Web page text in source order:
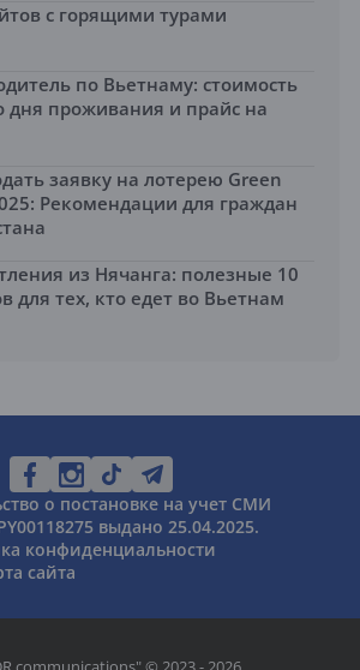
с горящими турами
по Вьетнаму: стоимость
дня проживания и прайс на
заявку на лотерею Green
Рекомендации для граждан
из Нячанга: полезные 10
для тех, кто едет во Вьетнам
о постановке на учет СМИ
выдано 25.04.2025.
конфиденциальности
сайта